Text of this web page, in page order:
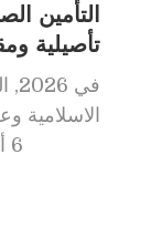
التأمين
تأصيلية
في 2026
,
الاسلامية
6 أشهر مضى